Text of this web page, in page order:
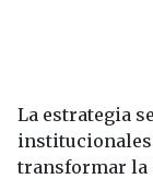
La estrategia
institucionales
transformar la